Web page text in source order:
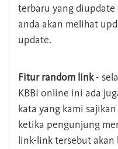
terbaru yang diupdate
anda akan melihat
update.
Fitur random link-
KBBI online ini ada
kata yang kami
ketika pengunjung
link-link tersebut